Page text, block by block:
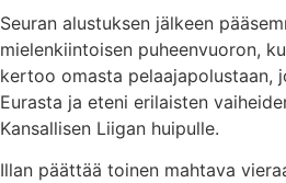
Seuran alustuksen jälkeen
mielenkiintoisen puheenvuoron,
kertoo omasta pelaajapolustaan,
Eurasta ja eteni erilaisten
Kansallisen Liigan huipulle.
Illan päättää toinen mahtava